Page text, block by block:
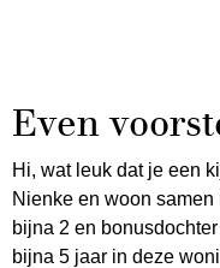
Even
Hi, wat leuk dat je een
Nienke en woon
bijna 2 en
bijna 5 jaar in deze